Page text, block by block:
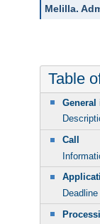
Melilla.
Table
Call